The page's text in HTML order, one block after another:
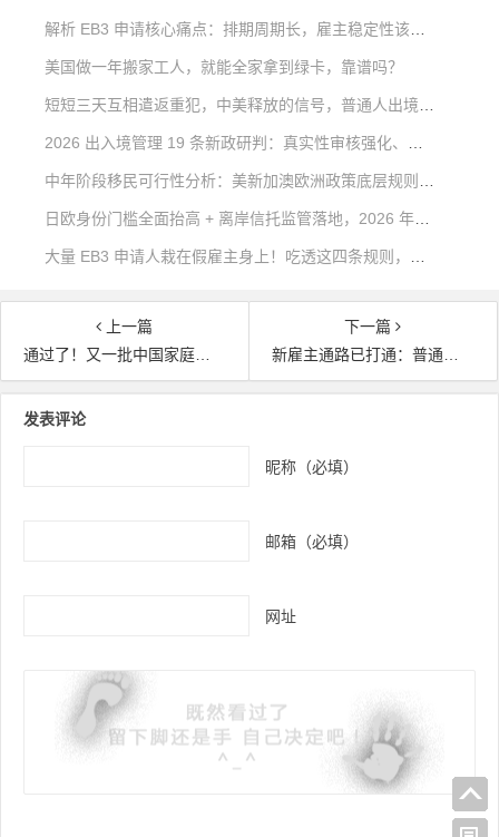
美国做一年搬家工人，就能全家拿到绿卡，靠谱吗？
上一篇
通过了！又一批中国家庭即将拿到美国绿卡
下一篇
新雇主通路已打通：普通人的美国移民之路迎来窗口期
发表评论
昵称（必填）
邮箱（必填）
网址